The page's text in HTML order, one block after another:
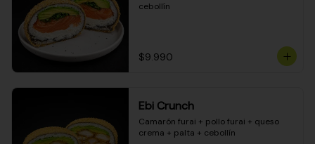
cebollín
$9.990
Ebi Crunch
Camarón furai + pollo furai + queso
crema + palta + cebollín